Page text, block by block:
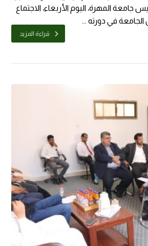
المهرة، اليوم الأربعاء، الاجتماع
في دورته ...
قراءة المزيد